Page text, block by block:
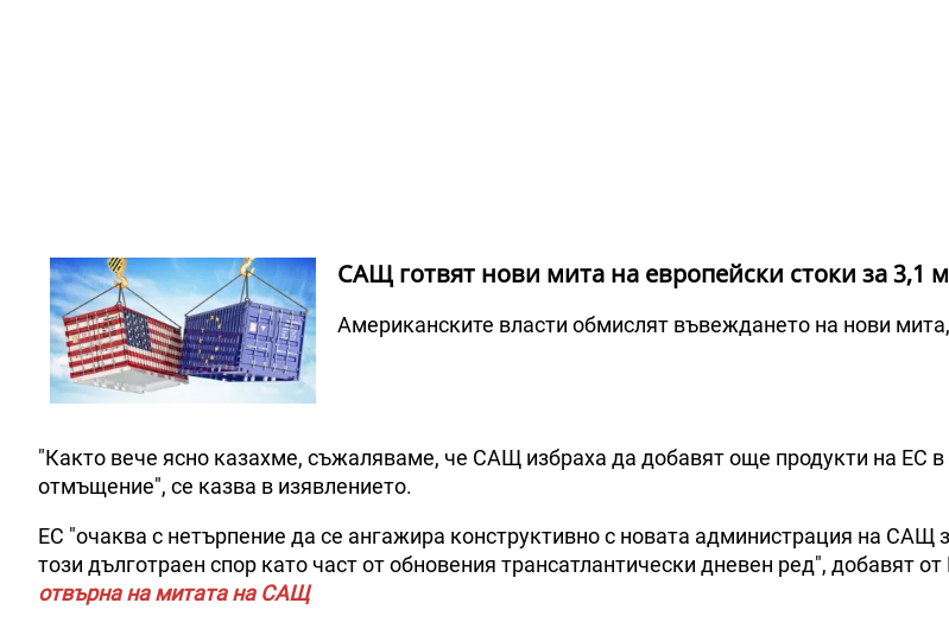
САЩ готвят нови мита на европейски стоки за 3,1
Американските власти обмислят въвеждането на нови
"Както вече ясно казахме, съжаляваме, че САЩ избраха да добавят още продукти на ЕС в
отмъщение", се казва в изявлението.
ЕС "очаква с нетърпение да се ангажира конструктивно с новата администрация на САЩ
този дълготраен спор като част от обновения трансатлантически дневен ред", добавят от
отвърна на митата на САЩ